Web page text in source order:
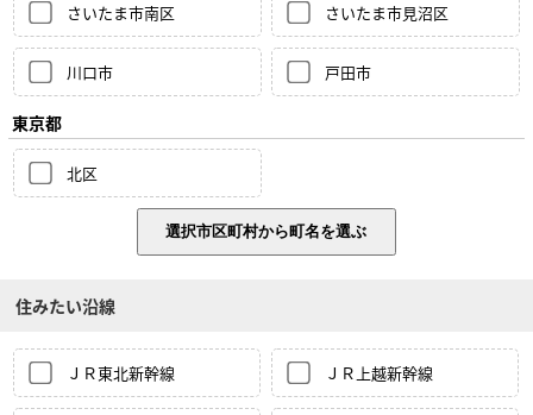
さいたま市南区 さいたま市見沼区
川口市 戸田市
東京都
北区
住みたい沿線
ＪＲ東北新幹線 ＪＲ上越新幹線